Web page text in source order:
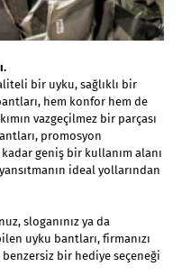
bir uyku, sağlıklı bir
hem konfor hem de
vazgeçilmez bir parçası
promosyon
geniş bir kullanım alanı
ideal yollarından
sloganınız ya da
uyku bantları, firmanızı
bir hediye seçeneği